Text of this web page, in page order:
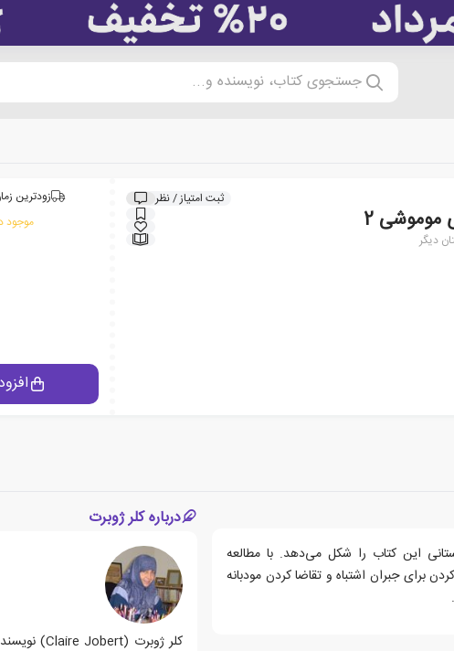
جستجوی کتاب، نویسنده و...
ثبت امتیاز / نظر
2
دیگر
زودترین
موجود
این کتاب را شکل می‌دهد. با مطالعه
برای جبران اشتباه و تقاضا کردن مودبانه
درباره کلر ژوبرت